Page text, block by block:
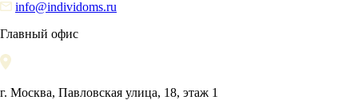
info@individoms.ru
Главный офис
г. Москва, Павловская улица, 18, этаж 1